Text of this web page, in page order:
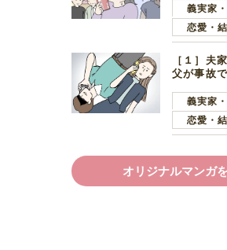
義実家
恋愛・
［１］夫
父が事故
ます夫
義実家
恋愛・
オリジナルマンガ